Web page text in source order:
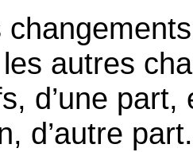
autres
d’une
d’autre part.